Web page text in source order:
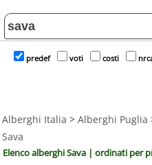
predef voti costi
Alberghi Italia > Alberghi Puglia
Sava
Elenco alberghi Sava | ordinati per